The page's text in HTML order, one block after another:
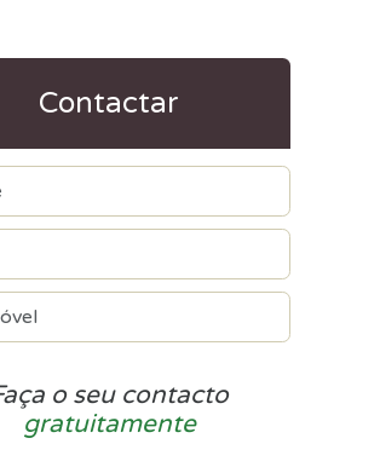
Contactar
o seu contacto
gratuitamente